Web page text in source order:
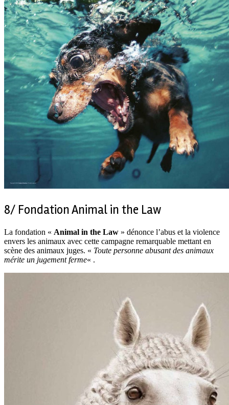
8/ Fondation Animal in the Law
La fondation « Animal in the Law » dénonce l’abus et la violence
envers les animaux avec cette campagne remarquable mettant en
scène des animaux juges. « Toute personne abusant des animaux
mérite un jugement ferme« .